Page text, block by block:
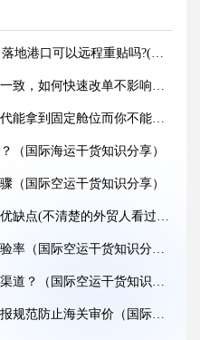
被扣吗?(国际快递干货知识分享)
样的罚款?(国际快递干货知识分享)
何抉择?(国际物流干货知识分享)
计费重量?(国际快递干货知识分享)
费如何规避?(外贸人请注意)
幅最高?(国际快递干货知识分享)
道靠谱吗（外贸人必看篇）
申诉解封?(国际快递干货知识分享)
些内容?(国际快递干货知识分享)
以远程重贴吗?(亚马逊卖家请注意)
不影响清关（国际海运干货知识分享）
你不能（不清楚的跨境电商卖家请看过来）
（国际海运干货知识分享）
（国际空运干货知识分享）
点(不清楚的外贸人看过来)
（国际空运干货知识分享）
（国际空运干货知识分享）
关审价（国际空运干货知识分享）